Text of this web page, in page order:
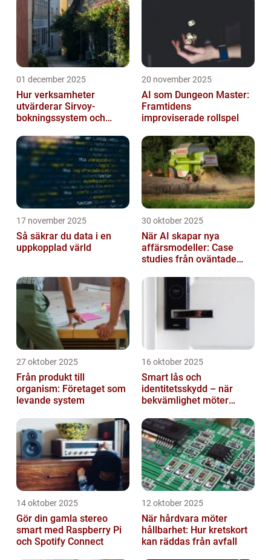
01 december 2025
Hur verksamheter
utvärderar Sirvoy-
bokningssystem och
20 november 2025
AI som Dungeon Master:
Framtidens
improviserade rollspel
17 november 2025
Så säkrar du data i en
uppkopplad värld
30 oktober 2025
När AI skapar nya
affärsmodeller: Case
studies från oväntade
27 oktober 2025
Från produkt till
organism: Företaget som
levande system
16 oktober 2025
Smart lås och
identitetsskydd – när
bekvämlighet möter
14 oktober 2025
Gör din gamla stereo
smart med Raspberry Pi
och Spotify Connect
12 oktober 2025
När hårdvara möter
hållbarhet: Hur kretskort
kan räddas från avfall